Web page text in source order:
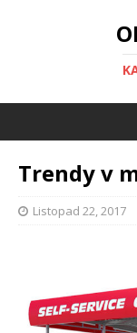
Trendy v
Listopad 22, 2017